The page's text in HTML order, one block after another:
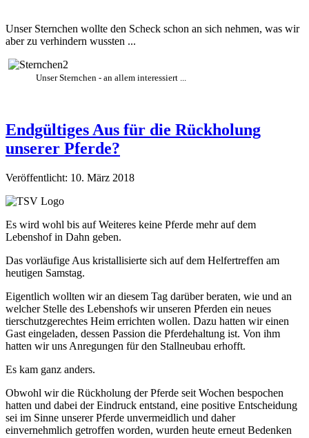
Unser Sternchen wollte den Scheck schon an sich nehmen, was wir
aber zu verhindern wussten ...
Unser Sternchen - an allem interessiert ...
Endgültiges Aus für die Rückholung
unserer Pferde?
Veröffentlicht: 10. März 2018
Es wird wohl bis auf Weiteres keine Pferde mehr auf dem
Lebenshof in Dahn geben.
Das vorläufige Aus kristallisierte sich auf dem Helfertreffen am
heutigen Samstag.
Eigentlich wollten wir an diesem Tag darüber beraten, wie und an
welcher Stelle des Lebenshofs wir unseren Pferden ein neues
tierschutzgerechtes Heim errichten wollen. Dazu hatten wir einen
Gast eingeladen, dessen Passion die Pferdehaltung ist. Von ihm
hatten wir uns Anregungen für den Stallneubau erhofft.
Es kam ganz anders.
Obwohl wir die Rückholung der Pferde seit Wochen bespochen
hatten und dabei der Eindruck entstand, eine positive Entscheidung
sei im Sinne unserer Pferde unvermeidlich und daher
einvernehmlich getroffen worden, wurden heute erneut Bedenken